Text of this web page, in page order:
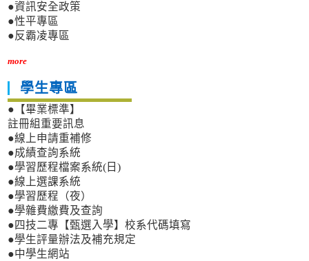
●資訊安全政策
●性平專區
●反霸凌專區
more
學生專區
●【畢業標準】
註冊組重要訊息
●線上申請重補修
●成績查詢系統
●學習歷程檔案系統(日)
●線上選課系統
●學習歷程（夜）
●學雜費繳費及查詢
●四技二專【甄選入學】校系代碼填寫
●學生評量辦法及補充規定
●中學生網站